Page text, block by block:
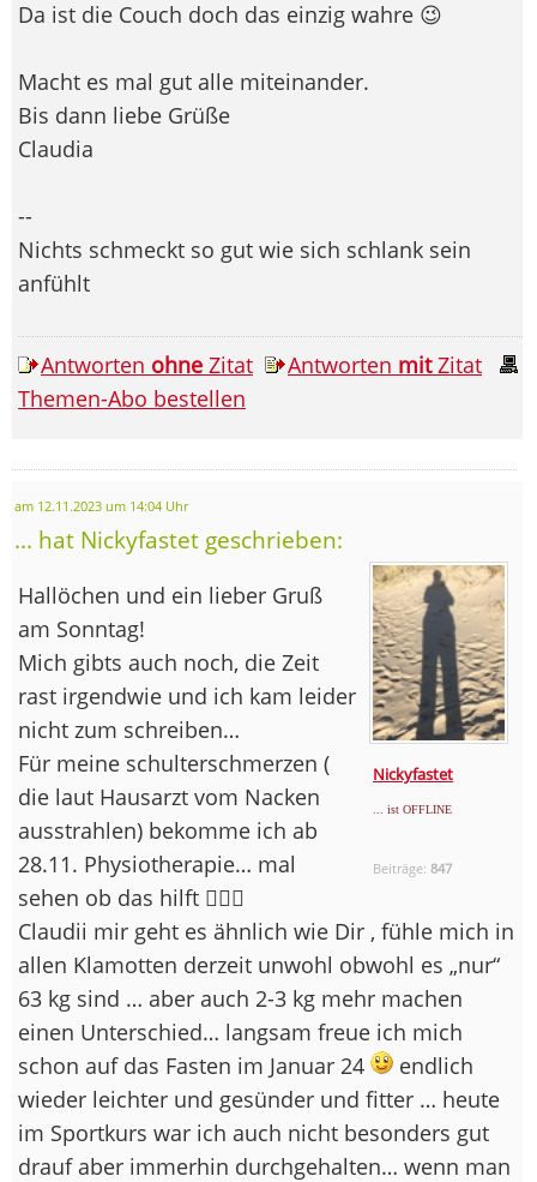
Da ist die Couch doch das einzig wahre 😉
Macht es mal gut alle miteinander.
Bis dann liebe Grüße
Claudia
--
Nichts schmeckt so gut wie sich schlank sein
anfühlt
Antworten ohne Zitat Antworten mitZitat
Themen-Abo bestellen
am 12.11.2023 um 14:04 Uhr
... hat Nickyfastet geschrieben:
Nickyfastet
... ist OFFLINE
Beiträge:847
Hallöchen und ein lieber Gruß
am Sonntag!
Mich gibts auch noch, die Zeit
rast irgendwie und ich kam leider
nicht zum schreiben…
Für meine schulterschmerzen (
die laut Hausarzt vom Nacken
ausstrahlen) bekomme ich ab
28.11. Physiotherapie… mal
sehen ob das hilft 🤷🏽‍♀️
Claudii mir geht es ähnlich wie Dir , fühle mich in
allen Klamotten derzeit unwohl obwohl es „nur“
63 kg sind … aber auch 2-3 kg mehr machen
einen Unterschied… langsam freue ich mich
schon auf das Fasten im Januar 24
endlich
wieder leichter und gesünder und fitter … heute
im Sportkurs war ich auch nicht besonders gut
drauf aber immerhin durchgehalten… wenn man